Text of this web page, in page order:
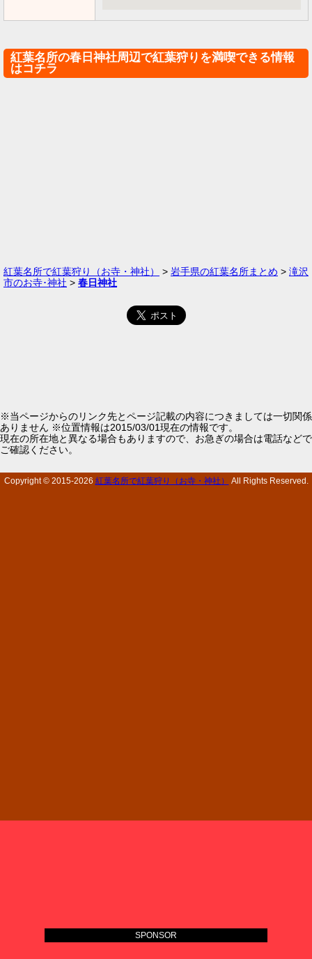
紅葉名所の春日神社周辺で紅葉狩りを満喫できる情報
はコチラ
紅葉名所で紅葉狩り（お寺・神社） > 岩手県の紅葉名所まとめ > 滝沢
市のお寺･神社 > 春日神社
※当ページからのリンク先とページ記載の内容につきましては一切関係
ありません ※位置情報は2015/03/01現在の情報です。
現在の所在地と異なる場合もありますので、お急ぎの場合は電話などで
ご確認ください。
Copyright © 2015-2026 紅葉名所で紅葉狩り（お寺・神社） All Rights Reserved.
SPONSOR